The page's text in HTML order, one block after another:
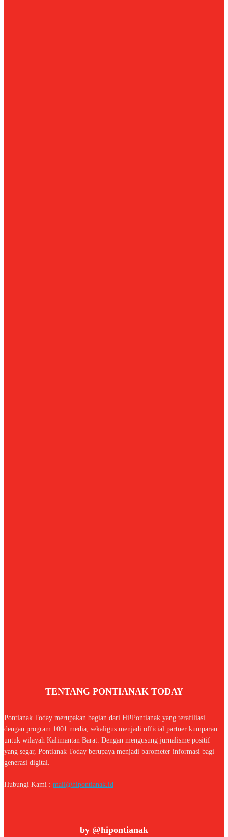
TENTANG PONTIANAK TODAY
Pontianak Today merupakan bagian dari Hi!Pontianak yang terafiliasi
dengan program 1001 media, sekaligus menjadi official partner kumparan
untuk wilayah Kalimantan Barat. Dengan mengusung jurnalisme positif
yang segar, Pontianak Today berupaya menjadi barometer informasi bagi
generasi digital.
Hubungi Kami : mail@hipontianak.id
by @hipontianak